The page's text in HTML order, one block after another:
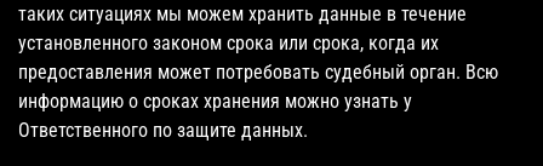
таких ситуациях мы можем хранить данные в течение
установленного законом срока или срока, когда их
предоставления может потребовать судебный орган. Всю
информацию о сроках хранения можно узнать у
Ответственного по защите данных.